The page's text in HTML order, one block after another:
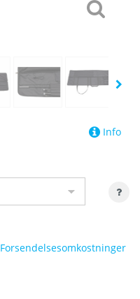
Info
Forsendelsesomkostninger